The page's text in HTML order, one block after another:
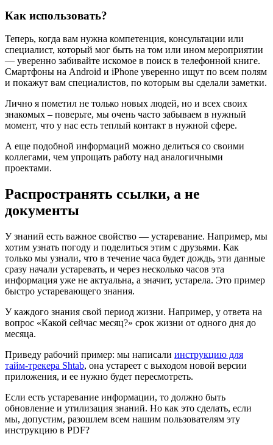
Как использовать?
Теперь, когда вам нужна компетенция, консультации или
специалист, который мог быть на том или ином мероприятии
— уверенно забивайте искомое в поиск в телефонной книге.
Смартфоны на Android и iPhone уверенно ищут по всем полям
и покажут вам специалистов, по которым вы сделали заметки.
Лично я пометил не только новых людей, но и всех своих
знакомых – поверьте, мы очень часто забываем в нужный
момент, что у нас есть теплый контакт в нужной сфере.
А еще подобной информаций можно делиться со своими
коллегами, чем упрощать работу над аналогичными
проектами.
Распространять ссылки, а не
документы
У знаний есть важное свойство — устаревание. Например, мы
хотим узнать погоду и поделиться этим с друзьями. Как
только мы узнали, что в течение часа будет дождь, эти данные
сразу начали устаревать, и через несколько часов эта
информация уже не актуальна, а значит, устарела. Это пример
быстро устаревающего знания.
У каждого знания свой период жизни. Например, у ответа на
вопрос «Какой сейчас месяц?» срок жизни от одного дня до
месяца.
Приведу рабочий пример: мы написали инструкцию для
тайм-трекера Shtab, она устареет с выходом новой версии
приложения, и ее нужно будет пересмотреть.
Если есть устаревание информации, то должно быть
обновление и утилизация знаний. Но как это сделать, если
мы, допустим, разошлем всем нашим пользователям эту
инструкцию в PDF?